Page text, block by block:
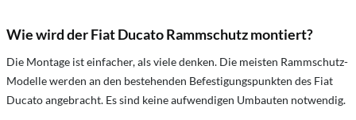
Wie wird der Fiat Ducato Rammschutz montiert?
Die Montage ist einfacher, als viele denken. Die meisten Rammschutz-
Modelle werden an den bestehenden Befestigungspunkten des Fiat
Ducato angebracht. Es sind keine aufwendigen Umbauten notwendig.